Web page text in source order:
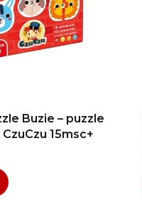
Buzie – puzzle
15msc+